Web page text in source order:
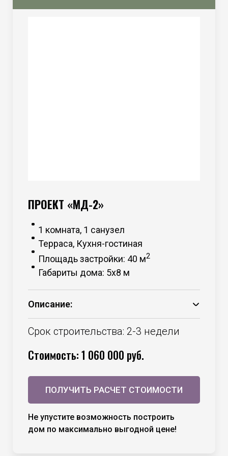
ПРОЕКТ «МД-2»
1 комната, 1 санузел
Терраса, Кухня-гостиная
Площадь застройки: 40 м2
Габариты дома: 5х8 м
Описание:
Основание – брус 150*50 камерной
сушки;
Утепление – минераловатный
необходимые мембраны;
Утепление – минераловатный
утеплитель 150 мм пол и потолок +
необходимые мембраны;
Кровля – профнастил С 20, цвет на
Срок строительства: 2-3 недели
Стоимость: 1 060 000 руб.
ПОЛУЧИТЬ РАСЧЕТ СТОИМОСТИ
Не упустите возможность построить
дом по максимально выгодной цене!